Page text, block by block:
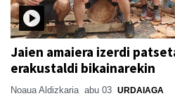
Jaien amaiera izerdi
erakustaldi bikainarekin
Noaua Aldizkaria abu 03 URDAIAGA